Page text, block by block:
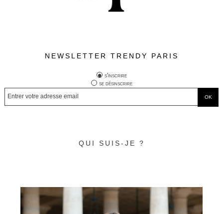
NEWSLETTER TRENDY PARIS
s'inscrire
se désinscrire
QUI SUIS-JE ?